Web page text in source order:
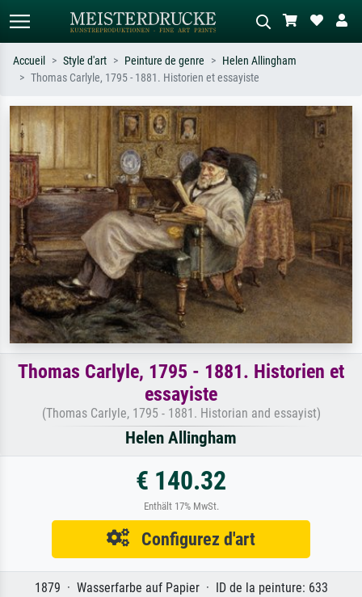
Recherchez par artiste, titre ou style –
ex. Monet, Nuit étoilée,
impressionnisme, vague de Hokusai,
Décrivez la scène – ex. prairie verte,
abstrait avec beaucoup de rouge,
tableau sombre, nu debout près d'un
arbre.
Accueil Style d'art Peinture de genre
Helen Allingham
Thomas Carlyle, 1795 - 1881. Historien et essayiste
Thomas Carlyle, 1795 - 1881. Historien et
essayiste
(Thomas Carlyle, 1795 - 1881. Historian and essayist)
Helen Allingham
€ 140.32
Enthält 17% MwSt.
Configurez d'art
1879 · Wasserfarbe auf Papier · ID de la peinture: 633